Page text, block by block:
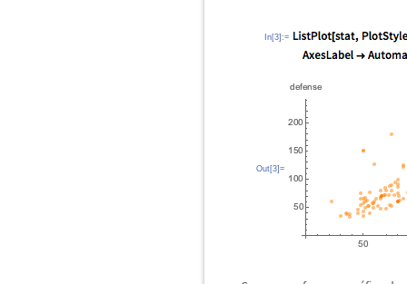
In[3]:=
Out[3]=